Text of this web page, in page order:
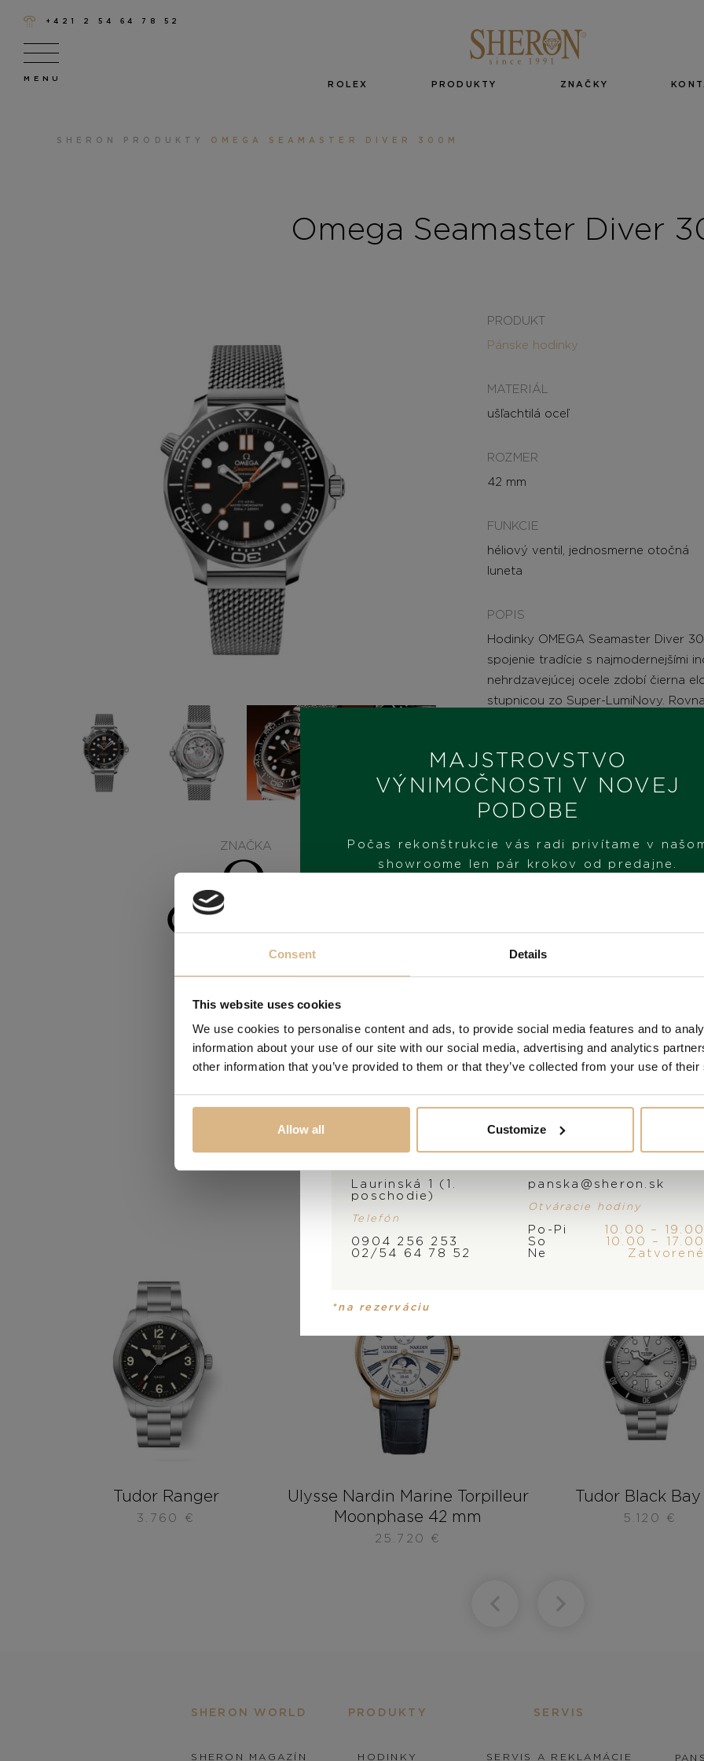
Consent Details
This website uses cookies
We use cookies to personalise content and ads, to provide social media features and to
information about your use of our site with our social media, advertising and analytics
other information that you’ve provided to them or that they’ve collected from your use of
Allow all Customize
+421 2 54 64 78 52
ROLEX PRODUKTY ZNAČKY
SHERON PRODUKTY OMEGA SEAMASTER DIVER 300M
Omega Seamaster Diver
ZNAČKA
PRODUKT
Pánske hodinky
MATERIÁL
ušľachtilá oceľ
ROZMER
42 mm
FUNKCIE
héliový ventil, jednosmerne otočná
luneta
POPIS
Hodinky OMEGA Seamaster Diver
spojenie tradície s najmodernejšími
nehrdzavejúcej ocele zdobí čierna
stupnicou zo Super-LumiNovy.
rhódiovanými skeletovými ručičkami
Oranžové akcenty – sekundová
dodávajú hodinkám športovú
brúsenému oceľovému náramku a o
Chronometer 8806, viditeľný cez
MODELOVÉ ČÍSLO
SKLADOM
Obľúbené produkty našich
Tudor Ranger
3.760 €
Ulysse Nardin Marine Torpilleur
Moonphase 42 mm
25.720 €
Tudor Black Bay
5.120 €
SHERON WORLD
SHERON MAGAZÍN
PRODUKTY
HODINKY
SERVIS
SERVIS A REKLAMÁCIE
MAJSTROVSTVO
VÝNIMOČNOSTI V NOVEJ
PODOBE
Počas rekonštrukcie vás radi privítame v
showroome len pár krokov od predajne.
NAVŠTÍVTE NÁŠ SHOWROOM
Laurinská 1 (1.
poschodie)
Telefón
0904 256 253
02/54 64 78 52
panska@sheron.sk
Otváracie hodiny
Po-Pi
10.00 – 19.00
So
10.00 – 17.00
Ne
Zatvorené
*na rezerváciu